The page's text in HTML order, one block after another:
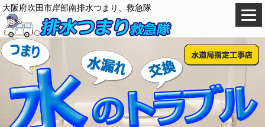
大阪府吹田市岸部南排水つまり、救急隊